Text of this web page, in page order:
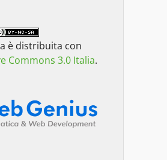
è distribuita con
Commons 3.0 Italia.